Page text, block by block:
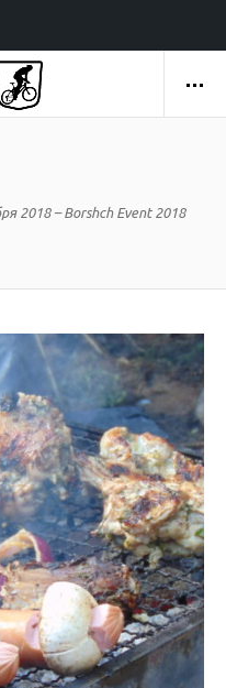
2018 – Borshch Event 2018